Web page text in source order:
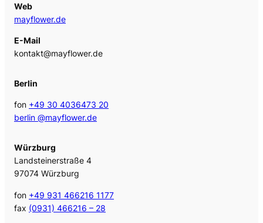
Web
mayflower.de
E-Mail
kontakt@mayflower.de
Berlin
fon +49 30 4036473 20
berlin @mayflower.de
Würzburg
Landsteinerstraße 4
97074 Würzburg
fon +49 931 466216 1177
fax (0931) 466216 – 28